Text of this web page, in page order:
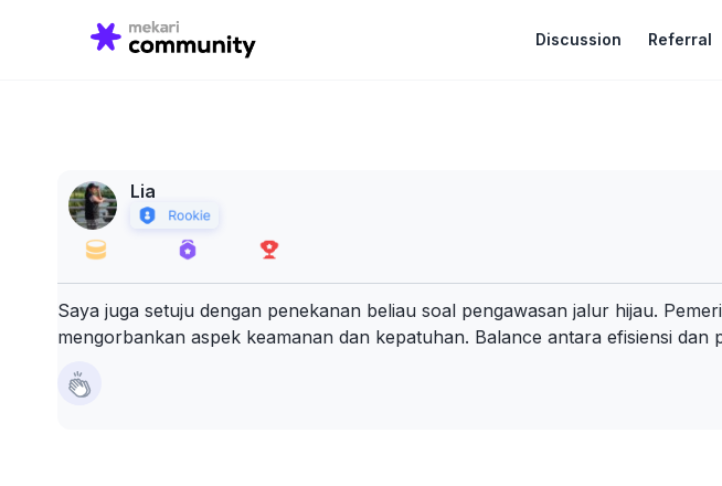
Discussion Referral
for:
Lia
Saya juga setuju dengan penekanan beliau soal pengawasan jalur hijau.
mengorbankan aspek keamanan dan kepatuhan. Balance antara efisiensi dan